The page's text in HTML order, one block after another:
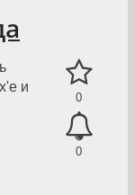
0
0
и